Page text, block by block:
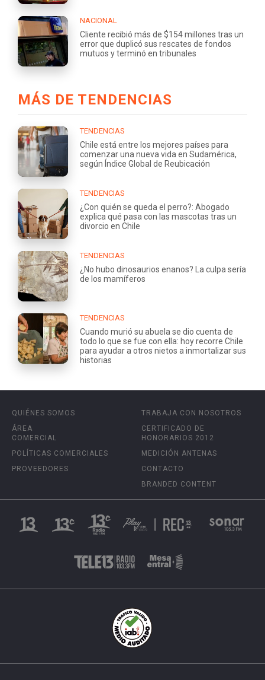
NACIONAL
Cliente recibió más de $154 millones tras un
error que duplicó sus rescates de fondos
mutuos y terminó en tribunales
MÁS DE TENDENCIAS
TENDENCIAS
Chile está entre los mejores países para
comenzar una nueva vida en Sudamérica,
según Índice Global de Reubicación
TENDENCIAS
¿Con quién se queda el perro?: Abogado
explica qué pasa con las mascotas tras un
divorcio en Chile
TENDENCIAS
¿No hubo dinosaurios enanos? La culpa sería
de los mamíferos
TENDENCIAS
Cuando murió su abuela se dio cuenta de
todo lo que se fue con ella: hoy recorre Chile
para ayudar a otros nietos a inmortalizar sus
historias
QUIÉNES SOMOS
ÁREA
COMERCIAL
POLÍTICAS COMERCIALES
PROVEEDORES
TRABAJA CON NOSOTROS
CERTIFICADO DE
HONORARIOS 2012
MEDICIÓN ANTENAS
CONTACTO
BRANDED CONTENT